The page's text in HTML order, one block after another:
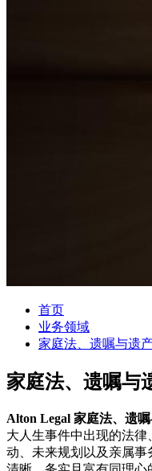
首页
业务领域
家庭法、遗嘱与遗
家庭法、遗嘱与
Alton Legal 家庭法、遗
大人生事件中出现的法
动、未来规划以及亲属